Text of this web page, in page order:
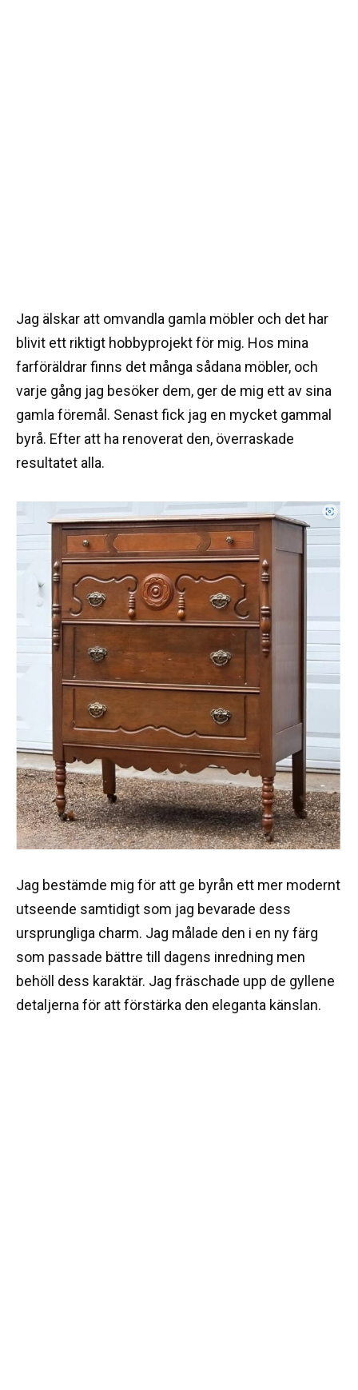
Jag älskar att omvandla gamla möbler och det har
blivit ett riktigt hobbyprojekt för mig. Hos mina
farföräldrar finns det många sådana möbler, och
varje gång jag besöker dem, ger de mig ett av sina
gamla föremål. Senast fick jag en mycket gammal
byrå. Efter att ha renoverat den, överraskade
resultatet alla.
Jag bestämde mig för att ge byrån ett mer modernt
utseende samtidigt som jag bevarade dess
ursprungliga charm. Jag målade den i en ny färg
som passade bättre till dagens inredning men
behöll dess karaktär. Jag fräschade upp de gyllene
detaljerna för att förstärka den eleganta känslan.